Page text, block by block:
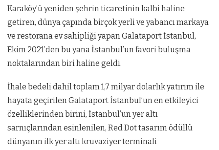
Karaköy’ü yeniden şehrin ticaretinin kalbi haline
getiren, dünya çapında birçok yerli ve yabancı markaya
ve restorana ev sahipliği yapan Galataport İstanbul,
Ekim 2021’den bu yana İstanbul’un favori buluşma
noktalarından biri haline geldi.
İhale bedeli dahil toplam 1,7 milyar dolarlık yatırım ile
hayata geçirilen Galataport İstanbul’un en etkileyici
özelliklerinden birini, İstanbul’un yer altı
sarnıçlarından esinlenilen, Red Dot tasarım ödüllü
dünyanın ilk yer altı kruvaziyer terminali